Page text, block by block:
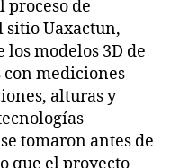
proceso de
sitio Uaxactun,
modelos 3D de
con mediciones
alturas y
tomaron antes de
que el proyecto